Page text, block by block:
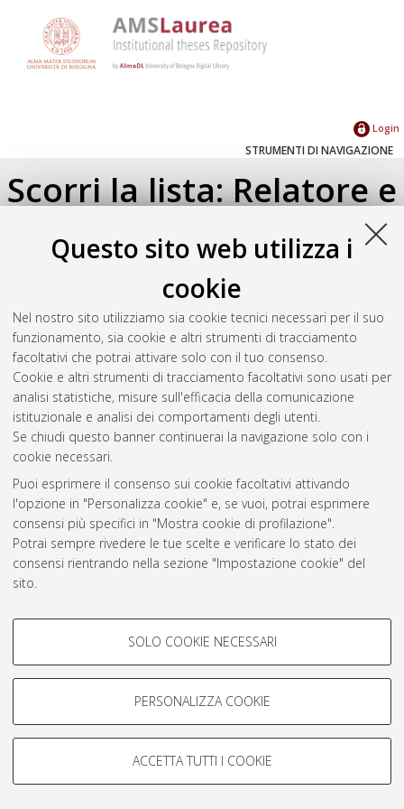
Questo sito web utilizza i
cookie
Nel nostro sito utilizziamo sia cookie tecnici necessari per il suo
funzionamento, sia cookie e altri strumenti di tracciamento
facoltativi che potrai attivare solo con il tuo consenso.
Cookie e altri strumenti di tracciamento facoltativi sono usati per
analisi statistiche, misure sull'efficacia della comunicazione
istituzionale e analisi dei comportamenti degli utenti.
Se chiudi questo banner continuerai la navigazione solo con i
cookie necessari.
Puoi esprimere il consenso sui cookie facoltativi attivando
l'opzione in "Personalizza cookie" e, se vuoi, potrai esprimere
consensi più specifici in "Mostra cookie di profilazione".
Potrai sempre rivedere le tue scelte e verificare lo stato dei
consensi rientrando nella sezione "Impostazione cookie" del
sito.
COOKIE DI PROFILAZIONE -
Si tratta di cookie utilizzati per analizzare le caratteristiche della
navigazione degli utenti, creare profili in base al loro comportamento
Mostra cookie di profilazione
COOKIE TECNICI - NECESSARI
SOLO COOKIE NECESSARI
PERSONALIZZA COOKIE
ACCETTA TUTTI I COOKIE
Login
STRUMENTI DI NAVIGAZIONE
Scorri la lista: Relatore e
Correlatore
Seleziona un valore dall'elenco sottostante.
2023(1)
Atom
Rss 1.0
Rss 2.0
AMS Laurea
Servizio implementato e gestito da AlmaDL
Impostazioni Cookie
© ALMA MATER STUDIORUM - Università di Bologna, 2007-2026.